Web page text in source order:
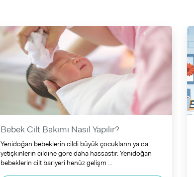
Bebek Cilt Bakımı Nasıl Yapılır?
Yenidoğan bebeklerin cildi büyük çocukların ya da
yetişkinlerin cildine göre daha hassastır. Yenidoğan
bebeklerin cilt bariyeri henüz gelişm ...